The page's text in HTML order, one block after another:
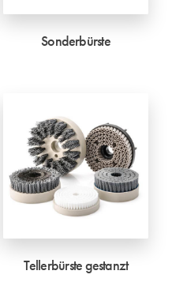
Sonderbürste
Tellerbürste gestanzt